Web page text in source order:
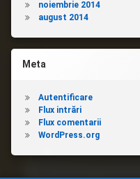
noiembrie 2014
august 2014
Meta
Autentificare
Flux intrări
Flux comentarii
WordPress.org